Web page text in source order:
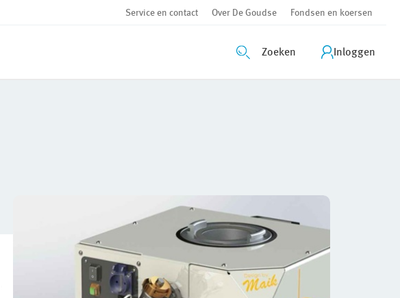
Service en contact Over De Goudse Fondsen en koersen
Zoeken Inloggen